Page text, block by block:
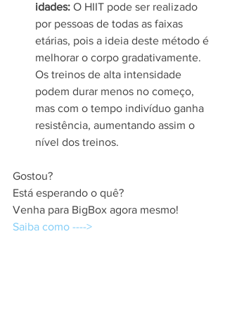
idades: O HIIT pode ser realizado
por pessoas de todas as faixas
etárias, pois a ideia deste método é
melhorar o corpo gradativamente.
Os treinos de alta intensidade
podem durar menos no começo,
mas com o tempo indivíduo ganha
resistência, aumentando assim o
nível dos treinos.
Gostou?
Está esperando o quê?
Venha para BigBox agora mesmo!
Saiba como ---->